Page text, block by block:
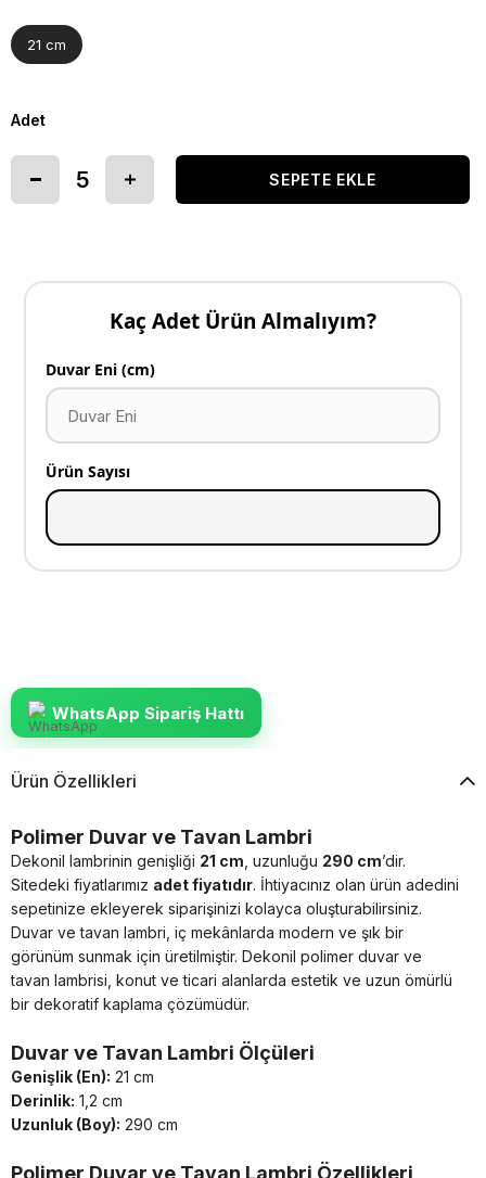
21 cm
Adet
Kaç Adet Ürün Almalıyım?
Duvar Eni (cm)
Ürün Sayısı
WhatsApp Sipariş Hattı
Ürün Özellikleri
Polimer Duvar ve Tavan Lambri
Dekonil lambrinin genişliği 21 cm , uzunluğu 290 cm’dir.
Sitedeki fiyatlarımız adet fiyatıdır. İhtiyacınız olan ürün adedini
sepetinize ekleyerek siparişinizi kolayca oluşturabilirsiniz.
Duvar ve tavan lambri, iç mekânlarda modern ve şık bir
görünüm sunmak için üretilmiştir. Dekonil polimer duvar ve
tavan lambrisi, konut ve ticari alanlarda estetik ve uzun ömürlü
bir dekoratif kaplama çözümüdür.
Duvar ve Tavan Lambri Ölçüleri
Genişlik (En): 21 cm
Derinlik: 1,2 cm
Uzunluk (Boy): 290 cm
Polimer Duvar ve Tavan Lambri Özellikleri